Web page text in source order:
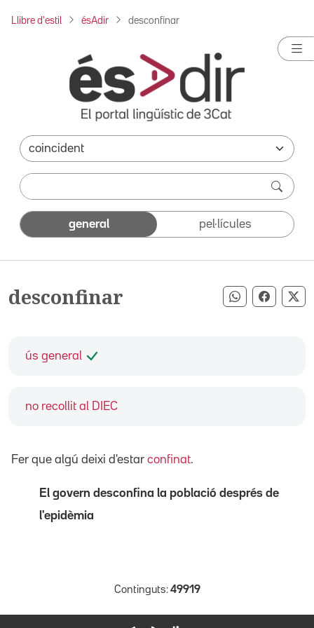
Llibre d'estil ésAdir desconfinar
general pel·lícules
desconfinar Compartir
ús general
no recollit al DIEC
Fer que algú deixi d'estar confinat.
El govern desconfina la població després de
l'epidèmia
Continguts: 49919